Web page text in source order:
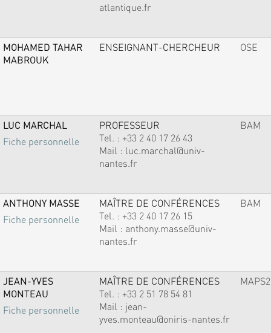
atlantique.fr
MOHAMED TAHAR
MABROUK
ENSEIGNANT-CHERCHEUR OSE
LUC MARCHAL
Fiche personnelle
PROFESSEUR
Tel. : +33 2 40 17 26 43
Mail : luc.marchal@univ-
nantes.fr
BAM
ANTHONY MASSE
Fiche personnelle
MAÎTRE DE CONFÉRENCES
Tel. : +33 2 40 17 26 15
Mail : anthony.masse@univ-
nantes.fr
BAM
JEAN-YVES
MONTEAU
Fiche personnelle
MAÎTRE DE CONFÉRENCES
Tel. : +33 2 51 78 54 81
Mail : jean-
yves.monteau@oniris-nantes.fr
MAPS2